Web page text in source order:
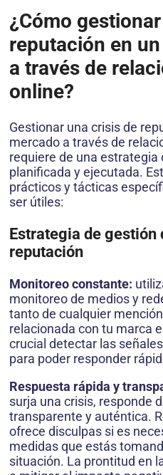
¿Cómo
reputación en
a través de
online?
Gestionar una crisis de
mercado a través de
requiere de una
planificada y ejecutada.
prácticos y tácticas
ser útiles:
Estrategia de gestión
reputación
Monitoreo constante:
monitoreo de medios y
tanto de cualquier
relacionada con tu marca
crucial detectar las
para poder responder
Respuesta rápida y
surja una crisis, responde
transparente y auténtica.
ofrece disculpas si es
medidas que estás
situación. La prontitud en